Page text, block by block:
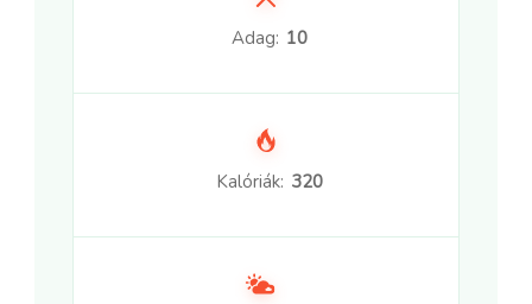
Adag: 10
Kalóriák: 320